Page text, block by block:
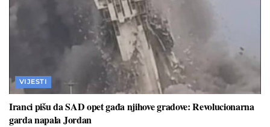
VIJESTI
Iranci pišu da SAD opet gađa njihove gradove: Revolucionarna
garda napala Jordan